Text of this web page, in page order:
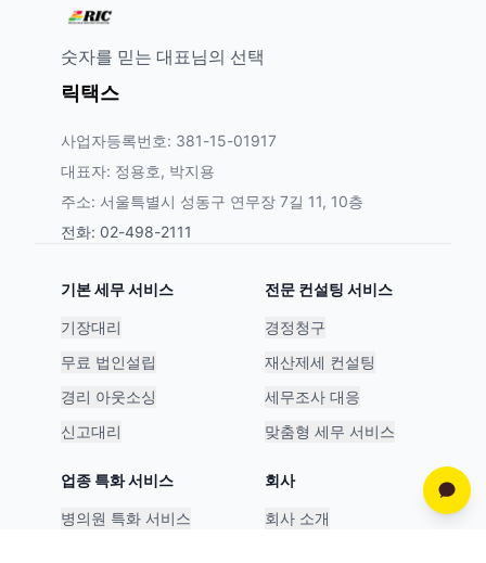
숫자를 믿는 대표님의 선택
릭택스
사업자등록번호: 381-15-01917
대표자: 정용호, 박지용
주소: 서울특별시 성동구 연무장 7길 11, 10층
전화: 02-498-2111
기본 세무 서비스
기장대리
무료 법인설립
경리 아웃소싱
신고대리
전문 컨설팅 서비스
경정청구
재산제세 컨설팅
세무조사 대응
맞춤형 세무 서비스
업종 특화 서비스
병의원 특화 서비스
회사
회사 소개